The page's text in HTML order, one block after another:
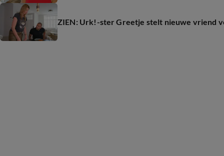
ZIEN: Urk!-ster Greetje stelt nieuwe vriend